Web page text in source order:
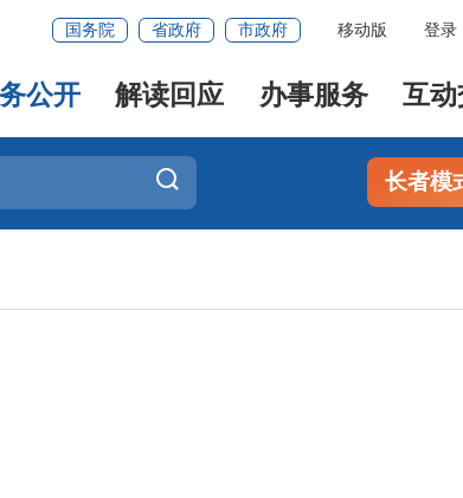
国务院 省政府 市政府 移动版 登录
公开 解读回应 办事服务 互
长者模